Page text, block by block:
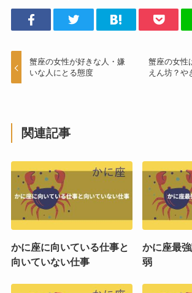
蟹座の女性が好きな人・嫌
いな人にとる態度
蟹座の女性
えん坊？や
関連記事
かに座に向いている仕事と
向いていない仕事
かに座最
弱